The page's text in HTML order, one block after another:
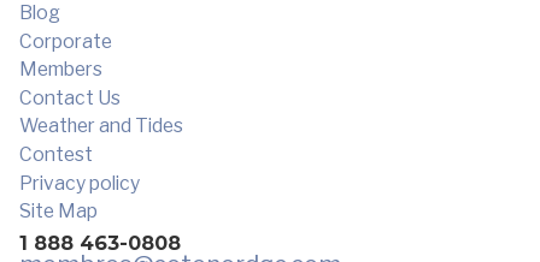
Blog
Corporate
Members
Contact Us
Weather and Tides
Contest
Privacy policy
Site Map
1 888 463-0808